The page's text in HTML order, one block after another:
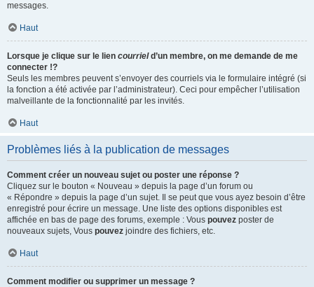
messages.
Haut
Lorsque je clique sur le lien courrield’un membre, on me demande de me
connecter !?
Seuls les membres peuvent s’envoyer des courriels via le formulaire intégré (si
la fonction a été activée par l’administrateur). Ceci pour empêcher l’utilisation
malveillante de la fonctionnalité par les invités.
Haut
Problèmes liés à la publication de messages
Comment créer un nouveau sujet ou poster une réponse ?
Cliquez sur le bouton « Nouveau » depuis la page d’un forum ou
« Répondre » depuis la page d’un sujet. Il se peut que vous ayez besoin d’être
enregistré pour écrire un message. Une liste des options disponibles est
affichée en bas de page des forums, exemple : Vous pouvez poster de
nouveaux sujets, Vous pouvez joindre des fichiers, etc.
Haut
Comment modifier ou supprimer un message ?